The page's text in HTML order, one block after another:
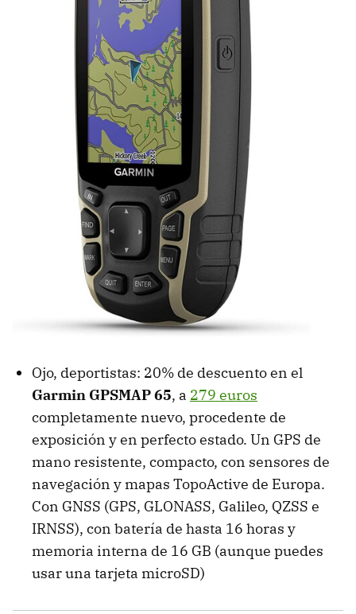
Ojo, deportistas: 20% de descuento en el
Garmin GPSMAP 65, a 279 euros
completamente nuevo, procedente de
exposición y en perfecto estado. Un GPS de
mano resistente, compacto, con sensores de
navegación y mapas TopoActive de Europa.
Con GNSS (GPS, GLONASS, Galileo, QZSS e
IRNSS), con batería de hasta 16 horas y
memoria interna de 16 GB (aunque puedes
usar una tarjeta microSD)